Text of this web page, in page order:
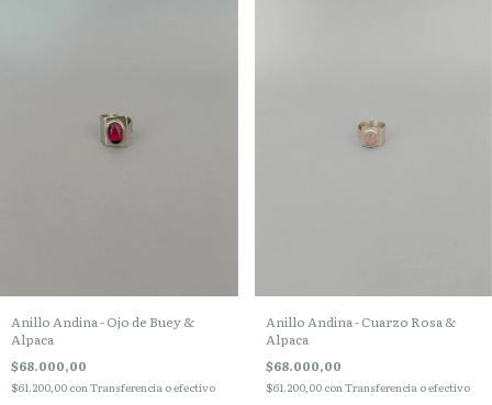
Anillo Andina - Ojo de Buey &
Alpaca
$68.000,00
$61.200,00 conTransferencia o efectivo
Anillo Andina - Cuarzo Rosa &
Alpaca
$68.000,00
$61.200,00 conTransferencia o efectivo